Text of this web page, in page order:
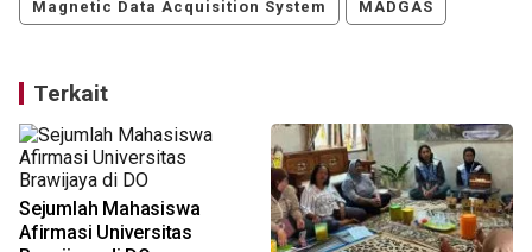
Magnetic Data Acquisition System MADGAS
Terkait
Sejumlah Mahasiswa
Afirmasi Universitas